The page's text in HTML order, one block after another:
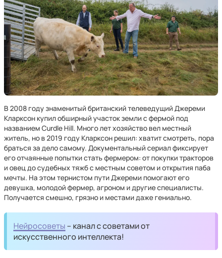
В 2008 году знаменитый британский телеведущий Джереми
Кларксон купил обширный участок земли с фермой под
названием Curdle Hill. Много лет хозяйство вел местный
житель, но в 2019 году Кларксон решил: хватит смотреть, пора
браться за дело самому. Документальный сериал фиксирует
его отчаянные попытки стать фермером: от покупки тракторов
и овец до судебных тяжб с местным советом и открытия паба
мечты. На этом тернистом пути Джереми помогают его
девушка, молодой фермер, агроном и другие специалисты.
Получается смешно, грязно и местами даже гениально.
Нейросоветы – канал с советами от
искусственного интеллекта!